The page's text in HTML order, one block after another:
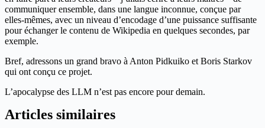
communiquer ensemble, dans une langue inconnue, conçue par
elles-mêmes, avec un niveau d’encodage d’une puissance suffisante
pour échanger le contenu de Wikipedia en quelques secondes, par
exemple.
Bref, adressons un grand bravo à Anton Pidkuiko et Boris Starkov
qui ont conçu ce projet.
L’apocalypse des LLM n’est pas encore pour demain.
Articles similaires